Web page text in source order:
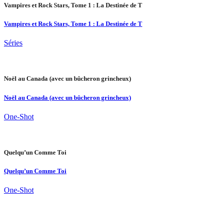
Vampires et Rock Stars, Tome 1 : La Destinée de T
Vampires et Rock Stars, Tome 1 : La Destinée de T
Séries
Noël au Canada (avec un bûcheron grincheux)
Noël au Canada (avec un bûcheron grincheux)
One-Shot
Quelqu’un Comme Toi
Quelqu’un Comme Toi
One-Shot